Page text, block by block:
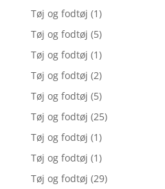
Tøj og fodtøj (1)
Tøj og fodtøj (5)
Tøj og fodtøj (1)
Tøj og fodtøj (2)
Tøj og fodtøj (5)
Tøj og fodtøj (25)
Tøj og fodtøj (1)
Tøj og fodtøj (1)
Tøj og fodtøj (29)